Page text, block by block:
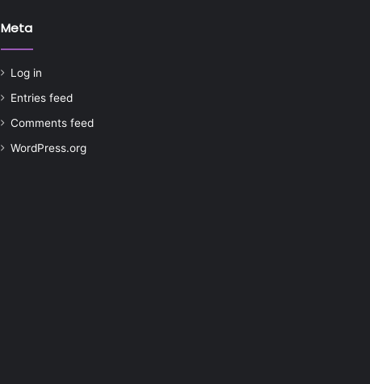
Meta
Log in
Entries feed
Comments feed
WordPress.org